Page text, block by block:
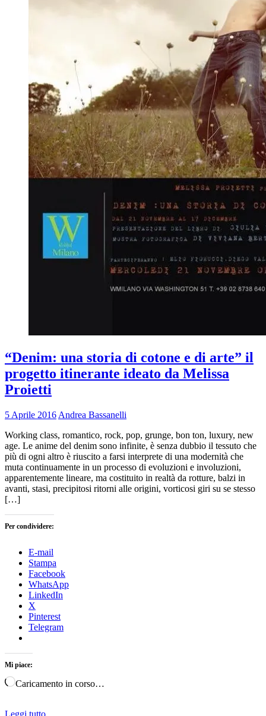
“Denim: una storia di cotone e di arte” il
progetto itinerante ideato da Melissa
Proietti
5 Aprile 2016 Andrea Bassanelli
Working class, romantico, rock, pop, grunge, bon ton, luxury, new
age. Le anime del denim sono infinite, è senza dubbio il tessuto che
più di ogni altro è riuscito a farsi interprete di una modernità che
muta continuamente in un processo di evoluzioni e involuzioni,
apparentemente lineare, ma costituito in realtà da rotture, balzi in
avanti, stasi, precipitosi ritorni alle origini, vorticosi giri su se stesso
[…]
Per condividere:
E-mail
Stampa
Facebook
WhatsApp
LinkedIn
X
Pinterest
Telegram
Mi piace:
Caricamento in corso…
Leggi tutto